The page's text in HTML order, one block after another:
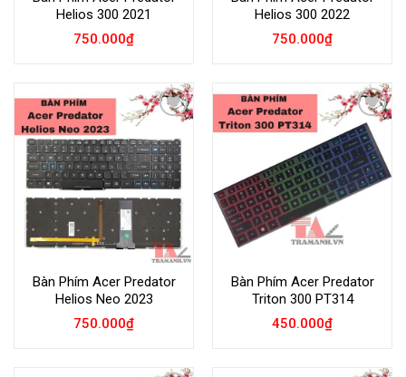
Helios 300 2021
750.000₫
Helios 300 2022
750.000₫
Wishlist
Bàn Phím Acer Predator
Helios Neo 2023
750.000₫
Add to
Wishlist
Bàn Phím Acer Predator
Triton 300 PT314
450.000₫